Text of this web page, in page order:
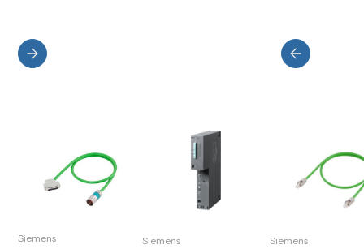
Siemens Siemens Siemens